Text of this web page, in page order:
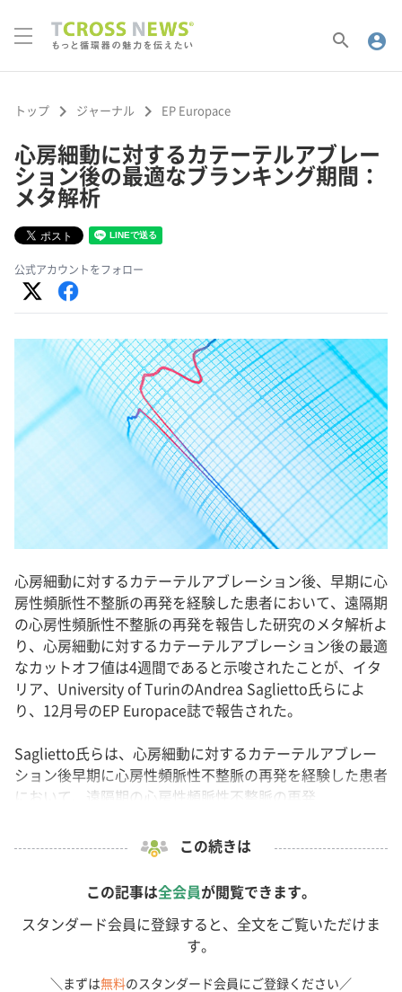
search account_circle
トップ keyboard_arrow_right ジャーナル keyboard_arrow_right EP Europace
心房細動に対するカテーテルアブレー
ション後の最適なブランキング期間：
メタ解析
公式アカウントをフォロー
心房細動に対するカテーテルアブレーション後、早期に心
房性頻脈性不整脈の再発を経験した患者において、遠隔期
の心房性頻脈性不整脈の再発を報告した研究のメタ解析よ
り、心房細動に対するカテーテルアブレーション後の最適
なカットオフ値は4週間であると示唆されたことが、イタ
リア、University of TurinのAndrea Saglietto氏らによ
り、12月号のEP Europace誌で報告された。
Saglietto氏らは、心房細動に対するカテーテルアブレー
ション後早期に心房性頻脈性不整脈の再発を経験した患者
において、遠隔期の心房性頻脈性不整脈の再発...
この続きは
この記事は全会員が閲覧できます。
スタンダード会員に登録すると、全文をご覧いただけま
す。
＼まずは無料のスタンダード会員にご登録ください／